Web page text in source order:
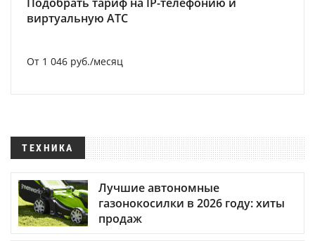
виртуальную АТС
От 1 046 руб./месяц
ТЕХНИКА
Лучшие автономные
газонокосилки в 2026 году: хиты
продаж